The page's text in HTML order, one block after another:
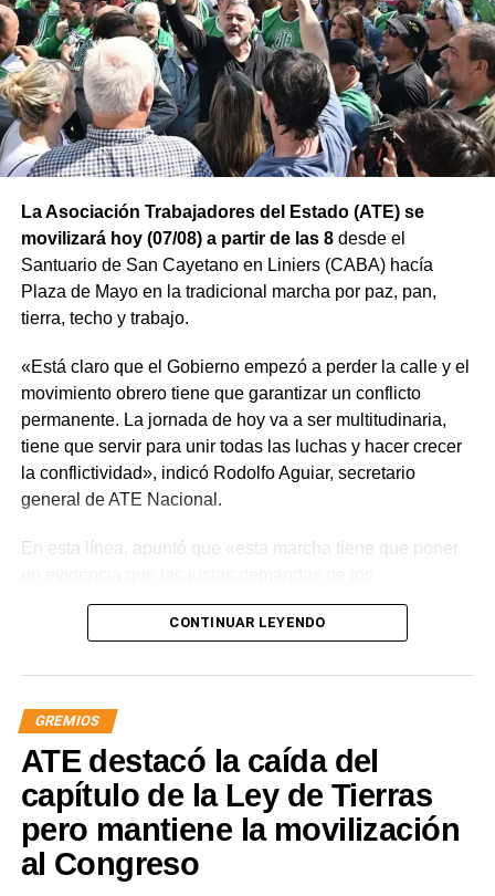
La Asociación Trabajadores del Estado (ATE) se
movilizará hoy (07/08) a partir de las 8desde el
Santuario de San Cayetano en Liniers (CABA) hacía
Plaza de Mayo en la tradicional marcha por paz, pan,
tierra, techo y trabajo.
«Está claro que el Gobierno empezó a perder la calle y el
movimiento obrero tiene que garantizar un conflicto
permanente. La jornada de hoy va a ser multitudinaria,
tiene que servir para unir todas las luchas y hacer crecer
la conflictividad», indicó Rodolfo Aguiar, secretario
general de ATE Nacional.
En esta línea, apuntó que «esta marcha tiene que poner
trabajadores, jubilados y los sectores populares no
encuentran respuestas, y que el gobierno es el exclusivo
mayoría de la sociedad».
«Lo demuestran las encuestas, a Milei se le están
terminando las balas. Tiene que saber que empezamos a
ir por él», sentenció Aguiar.
Las movilizaciones además se replicarán en todas las
provincias en el marco de la Jornada Nacional de
dispuesta por el sindicato estatal en reclamo por
CONTINUAR LEYENDO
GREMIOS
ATE destacó la caída del
capítulo de la Ley de Tierras
pero mantiene la movilización
al Congreso